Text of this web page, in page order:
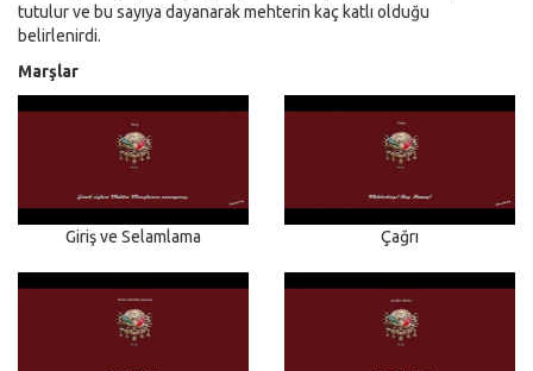
tutulur ve bu sayıya dayanarak mehterin kaç katlı olduğu
belirlenirdi.
Marşlar
Giriş ve Selamlama Çağrı